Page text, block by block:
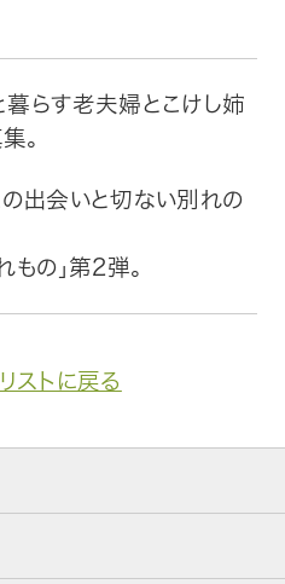
らす老夫婦とこけし姉
。
出会いと切ない別れの
もの」第2弾。
ストに戻る